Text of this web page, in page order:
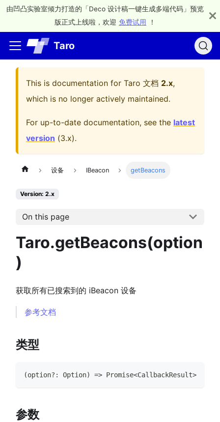
由凹凸实验室倾力打造的「Deco 设计稿一键生成多端代码」预览
版正式上线啦，欢迎 免费试用 ！
Taro
This is documentation for Taro 文档 2.x,
which is no longer actively maintained.
For up-to-date documentation, see the latest
version (3.x).
设备 IBeacon getBeacons
Version: 2.x
On this page
Taro.getBeacons(option
)
获取所有已搜索到的 iBeacon 设备
参考文档
类型
(option? : Option) => Promise<CallbackResult>
参数